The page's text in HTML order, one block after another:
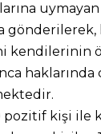
gönderilerek,
kendilerinin
haklarında
pozitif kişi ile